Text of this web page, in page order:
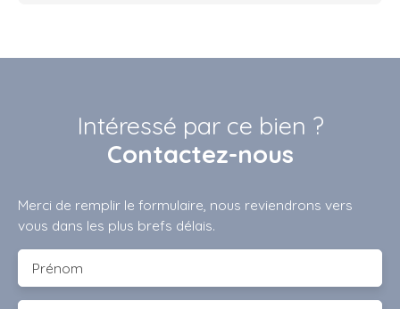
Intéressé par ce bien ?
Contactez-nous
Merci de remplir le formulaire, nous reviendrons vers
vous dans les plus brefs délais.
Prénom